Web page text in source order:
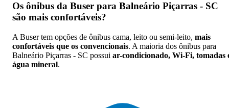
Os ônibus da Buser para Balneário Piçarras - SC
são mais confortáveis?
A Buser tem opções de ônibus cama, leito ou semi-leito, mais
confortáveis que os convencionais. A maioria dos ônibus para
Balneário Piçarras - SC possui ar-condicionado, Wi-Fi, tomadas
água mineral.